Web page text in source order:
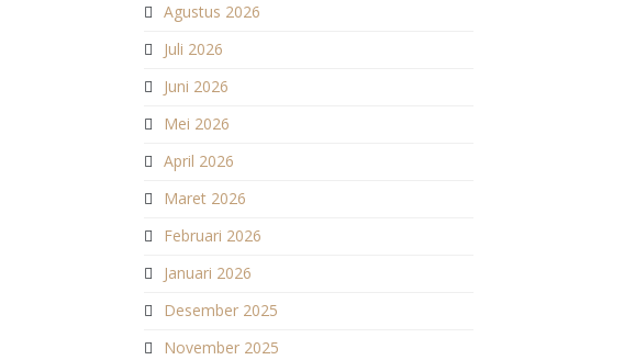
Agustus 2026
Juli 2026
Juni 2026
Mei 2026
April 2026
Maret 2026
Februari 2026
Januari 2026
Desember 2025
November 2025